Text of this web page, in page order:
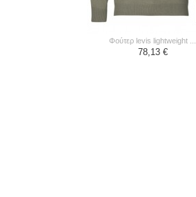
φούτερ levis lightweight ...
78,13 €